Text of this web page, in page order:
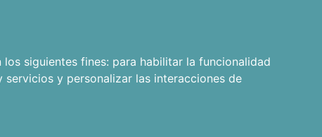
siguientes fines: para habilitar la funcionalidad
y personalizar las interacciones de